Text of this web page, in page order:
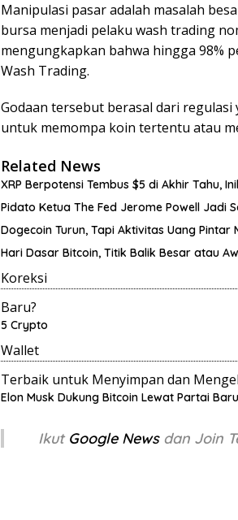
Manipulasi pasar adalah masalah
bursa menjadi pelaku wash trading
mengungkapkan bahwa hingga 98%
Wash Trading.
Godaan tersebut berasal dari
untuk memompa koin tertentu atau
Related News
XRP Berpotensi Tembus $5 di Akhir Tahu,
Pidato Ketua The Fed Jerome Powell Jadi
Dogecoin Turun, Tapi Aktivitas Uang Pintar
Hari Dasar Bitcoin, Titik Balik Besar atau
Koreksi
Baru?
5 Crypto
Wallet
Terbaik untuk Menyimpan dan
Elon Musk Dukung Bitcoin Lewat Partai
Ikut Google News dan Join